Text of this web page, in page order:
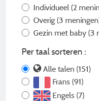
Individueel (2
Overig (3
Gezin met baby (3
Per taal sorteren :
Alle talen (151)
Frans (91)
Engels (7)